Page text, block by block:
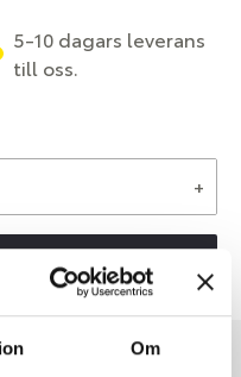
Om
5-10 dagars leverans
till oss.
+